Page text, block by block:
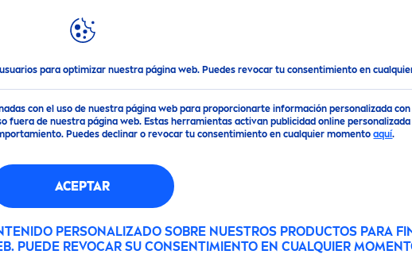
para optimizar nuestra página web. Puedes revocar tu consentimiento en
con el uso de nuestra página web para proporcionarte información personalizada
fuera de nuestra página web. Estas herramientas activan publicidad online
Puedes declinar o revocar tu consentimiento en cualquier momentoaquí.
ACEPTAR
PERSONALIZADO SOBRE NUESTROS PRODUCTOS PARA
PUEDE REVOCAR SU CONSENTIMIENTO EN CUALQUIER
MUNDONIVEA